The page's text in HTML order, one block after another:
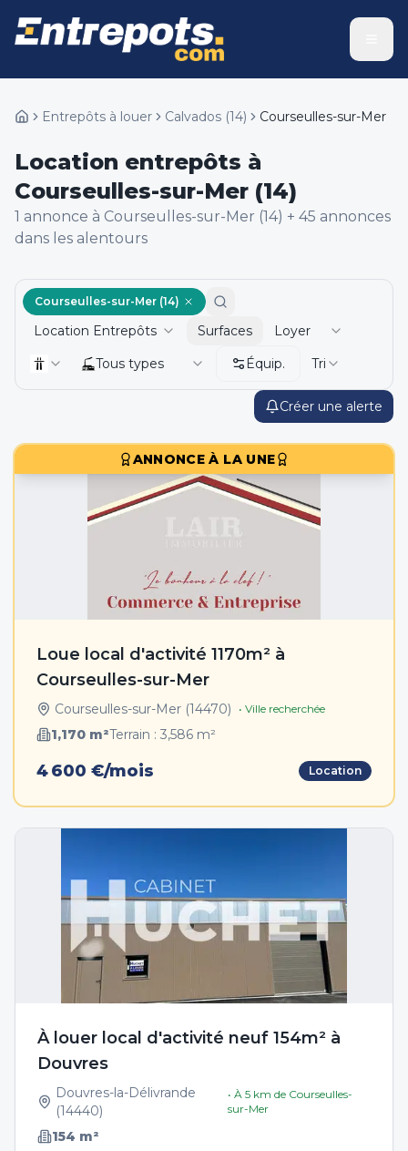
Entrepôts à louer Calvados (14) Courseulles-sur-Mer
Location entrepôts à
Courseulles-sur-Mer (14)
1 annonce à Courseulles-sur-Mer (14) + 45 annonces
dans les alentours
Créer une alerte
Courseulles-sur-Mer (14)
Location Entrepôts Surfaces
Loyer
Tous types
Équip. Tri
ANNONCE À LA UNE
Loue local d'activité 1170m² à
Courseulles-sur-Mer
Courseulles-sur-Mer (14470) • Ville recherchée
1,170 m²Terrain : 3,586 m²
4 600 €/mois Location
À louer local d'activité neuf 154m² à
Douvres
Douvres-la-Délivrande
(14440)
• À5 km de Courseulles-
sur-Mer
154 m²